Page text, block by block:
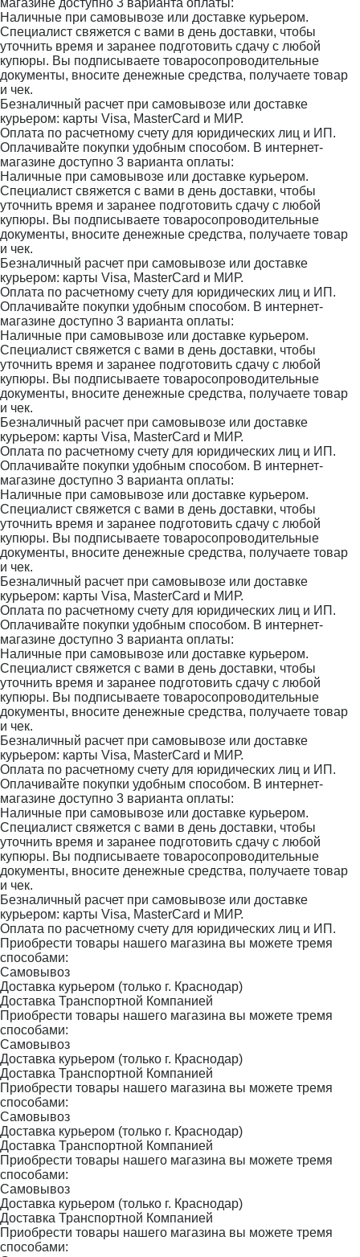
Наличные при самовывозе или доставке курьером.
Специалист свяжется с вами в день доставки, чтобы
уточнить время и заранее подготовить сдачу с любой
купюры. Вы подписываете товаросопроводительные
документы, вносите денежные средства, получаете товар
и чек.
Безналичный расчет при самовывозе или доставке
курьером: карты Visa, MasterCard и МИР.
Оплата по расчетному счету для юридических лиц и ИП.
Оплачивайте покупки удобным способом. В интернет-
магазине доступно 3 варианта оплаты:
Наличные при самовывозе или доставке курьером.
Специалист свяжется с вами в день доставки, чтобы
уточнить время и заранее подготовить сдачу с любой
купюры. Вы подписываете товаросопроводительные
документы, вносите денежные средства, получаете товар
и чек.
Безналичный расчет при самовывозе или доставке
курьером: карты Visa, MasterCard и МИР.
Оплата по расчетному счету для юридических лиц и ИП.
Оплачивайте покупки удобным способом. В интернет-
магазине доступно 3 варианта оплаты:
Наличные при самовывозе или доставке курьером.
Специалист свяжется с вами в день доставки, чтобы
уточнить время и заранее подготовить сдачу с любой
купюры. Вы подписываете товаросопроводительные
документы, вносите денежные средства, получаете товар
и чек.
Безналичный расчет при самовывозе или доставке
курьером: карты Visa, MasterCard и МИР.
Оплата по расчетному счету для юридических лиц и ИП.
Оплачивайте покупки удобным способом. В интернет-
магазине доступно 3 варианта оплаты:
Наличные при самовывозе или доставке курьером.
Специалист свяжется с вами в день доставки, чтобы
уточнить время и заранее подготовить сдачу с любой
купюры. Вы подписываете товаросопроводительные
документы, вносите денежные средства, получаете товар
и чек.
Безналичный расчет при самовывозе или доставке
курьером: карты Visa, MasterCard и МИР.
Оплата по расчетному счету для юридических лиц и ИП.
Оплачивайте покупки удобным способом. В интернет-
магазине доступно 3 варианта оплаты:
Наличные при самовывозе или доставке курьером.
Специалист свяжется с вами в день доставки, чтобы
уточнить время и заранее подготовить сдачу с любой
купюры. Вы подписываете товаросопроводительные
документы, вносите денежные средства, получаете товар
и чек.
Безналичный расчет при самовывозе или доставке
курьером: карты Visa, MasterCard и МИР.
Оплата по расчетному счету для юридических лиц и ИП.
Оплачивайте покупки удобным способом. В интернет-
магазине доступно 3 варианта оплаты:
Наличные при самовывозе или доставке курьером.
Специалист свяжется с вами в день доставки, чтобы
уточнить время и заранее подготовить сдачу с любой
купюры. Вы подписываете товаросопроводительные
документы, вносите денежные средства, получаете товар
и чек.
Безналичный расчет при самовывозе или доставке
курьером: карты Visa, MasterCard и МИР.
Оплата по расчетному счету для юридических лиц и ИП.
Приобрести товары нашего магазина вы можете тремя
способами:
Самовывоз
Доставка курьером (только г. Краснодар)
Доставка Транспортной Компанией
Приобрести товары нашего магазина вы можете тремя
способами:
Самовывоз
Доставка курьером (только г. Краснодар)
Доставка Транспортной Компанией
Приобрести товары нашего магазина вы можете тремя
способами:
Самовывоз
Доставка курьером (только г. Краснодар)
Доставка Транспортной Компанией
Приобрести товары нашего магазина вы можете тремя
способами:
Самовывоз
Доставка курьером (только г. Краснодар)
Доставка Транспортной Компанией
Приобрести товары нашего магазина вы можете тремя
способами: